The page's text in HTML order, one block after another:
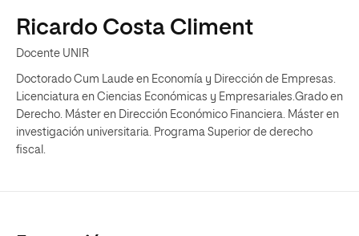
Ricardo Costa Climent
Docente UNIR
Doctorado Cum Laude en Economía y Dirección de Empresas.
Licenciatura en Ciencias Económicas y Empresariales.Grado en
Derecho. Máster en Dirección Económico Financiera. Máster en
investigación universitaria. Programa Superior de derecho
fiscal.